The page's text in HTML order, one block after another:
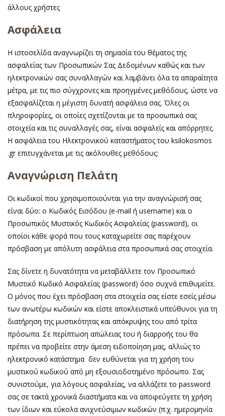
άλλους χρήστες
Ασφάλεια
Η ιστοσελίδα αναγνωρίζει τη σημασία του θέματος της
ασφαλείας των Προσωπικών Σας Δεδομένων καθώς και των
ηλεκτρονικών σας συναλλαγών και λαμβάνει όλα τα απαραίτητα
μέτρα, με τις πιο σύγχρονες και προηγμένες μεθόδους, ώστε να
εξασφαλίζεται η μέγιστη δυνατή ασφάλεια σας. Όλες οι
πληροφορίες, οι οποίες σχετίζονται με τα προσωπικά σας
στοιχεία και τις συναλλαγές σας, είναι ασφαλείς και απόρρητες.
Η ασφάλεια του Ηλεκτρονικού καταστήματος του ksilokosmos
.gr επιτυγχάνεται με τις ακόλουθες μεθόδους:
Αναγνώριση Πελάτη
Οι κωδικοί που χρησιμοποιούνται για την αναγνώρισή σας
είναι δύο: ο Κωδικός Εισόδου (e-mail ή username) και ο
Προσωπικός Μυστικός Κωδικός Ασφαλείας (password), οι
οποίοι κάθε φορά που τους καταχωρείτε σας παρέχουν
πρόσβαση με απόλυτη ασφάλεια στα προσωπικά σας στοιχεία.
Σας δίνετε η δυνατότητα να μεταβάλλετε τον Προσωπικό
Μυστικό Κωδικό Ασφαλείας (password) όσο συχνά επιθυμείτε.
Ο μόνος που έχει πρόσβαση στα στοιχεία σας είστε εσείς μέσω
των ανωτέρω κωδικών και είστε αποκλειστικά υπεύθυνοι για τη
διατήρηση της μυστικότητας και απόκρυψης του από τρίτα
πρόσωπα. Σε περίπτωση απώλειας του ή διαρροής του θα
πρέπει να προβείτε στην άμεση ειδοποίηση μας, αλλιώς το
ηλεκτρονικό κατάστημα δεν ευθύνεται για τη χρήση του
μυστικού κωδικού από μη εξουσιοδοτημένο πρόσωπο. Σας
συνιστούμε, για λόγους ασφαλείας, να αλλάζετε το password
σας σε τακτά χρονικά διαστήματα και να αποφεύγετε τη χρήση
των ίδιων και εύκολα ανιχνεύσιμων κωδικών (π.χ. ημερομηνία